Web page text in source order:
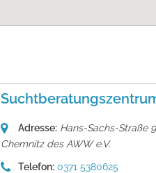
Adresse: Hans-Sachs-Straße
Chemnitz des AWW e.V.
Telefon: 0371 5380625